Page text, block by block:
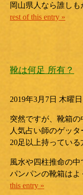
岡山県人なら誰し
rest of this entry »
靴は何足 所有？
2019年3月7日 木曜日
突然ですが、靴箱の
人気占い師のゲッタ
20足以上持っている
風水や四柱推命の中
パンパンの靴箱は
this entry »